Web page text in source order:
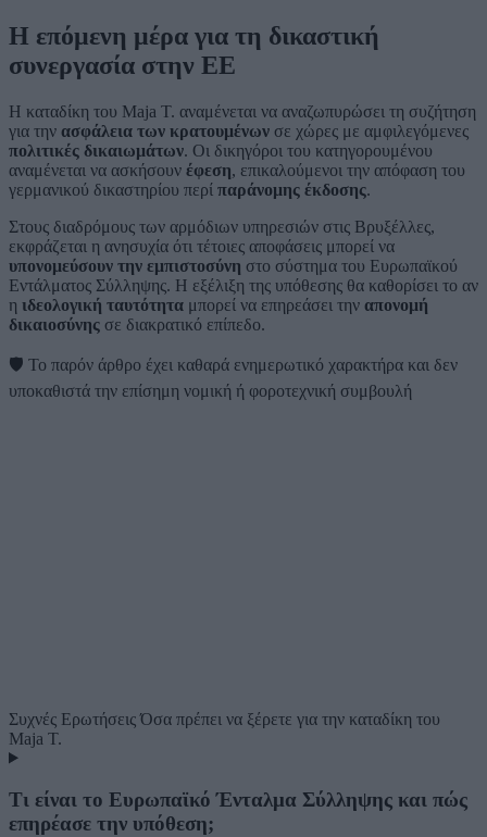
Η επόμενη μέρα για τη δικαστική
συνεργασία στην ΕΕ
Η καταδίκη του Maja T. αναμένεται να αναζωπυρώσει τη συζήτηση
για την ασφάλεια των κρατουμένων σε χώρες με αμφιλεγόμενες
πολιτικές δικαιωμάτων. Οι δικηγόροι του κατηγορουμένου
αναμένεται να ασκήσουν έφεση, επικαλούμενοι την απόφαση του
γερμανικού δικαστηρίου περί παράνομης έκδοσης.
Στους διαδρόμους των αρμόδιων υπηρεσιών στις Βρυξέλλες,
εκφράζεται η ανησυχία ότι τέτοιες αποφάσεις μπορεί να
υπονομεύσουν την εμπιστοσύνη στο σύστημα του Ευρωπαϊκού
Εντάλματος Σύλληψης. Η εξέλιξη της υπόθεσης θα καθορίσει το αν
η ιδεολογική ταυτότητα μπορεί να επηρεάσει την απονομή
δικαιοσύνης σε διακρατικό επίπεδο.
🛡️ Το παρόν άρθρο έχει καθαρά ενημερωτικό χαρακτήρα και δεν
υποκαθιστά την επίσημη νομική ή φοροτεχνική συμβουλή
Συχνές ΕρωτήσειςΌσα πρέπει να ξέρετε για την καταδίκη του
Maja T.
Τι είναι το Ευρωπαϊκό Ένταλμα Σύλληψης και πώς
επηρέασε την υπόθεση;